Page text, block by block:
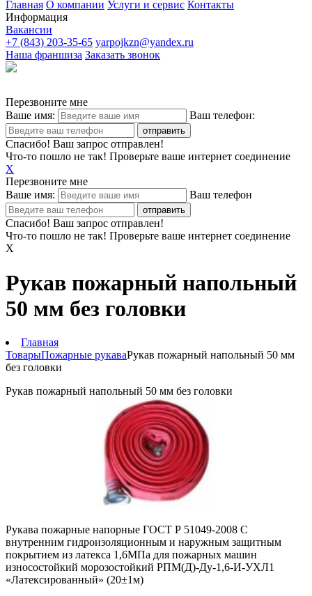
Главная О компании Услуги и сервис Контакты
Информация
Вакансии
+7 (843) 203-35-65 yarpojkzn@yandex.ru
Наша франшиза Заказать звонок
Перезвоните мне
Ваше имя:
Ваш телефон:
Спасибо! Ваш запрос отправлен!
Что-то пошло не так! Проверьте ваше интернет соединение
X
Перезвоните мне
Ваше имя:
Ваш телефон
Спасибо! Ваш запрос отправлен!
Что-то пошло не так! Проверьте ваше интернет соединение
X
Рукав пожарный напольный
50 мм без головки
Главная
ТоварыПожарные рукаваРукав пожарный напольный 50 мм
без головки
Рукав пожарный напольный 50 мм без головки
Рукава пожарные напорные ГОСТ Р 51049-2008 С
внутренним гидроизоляционным и наружным защитным
покрытием из латекса 1,6МПа для пожарных машин
износостойкий морозостойкий РПМ(Д)-Ду-1,6-И-УХЛ1
«Латексированный» (20±1м)